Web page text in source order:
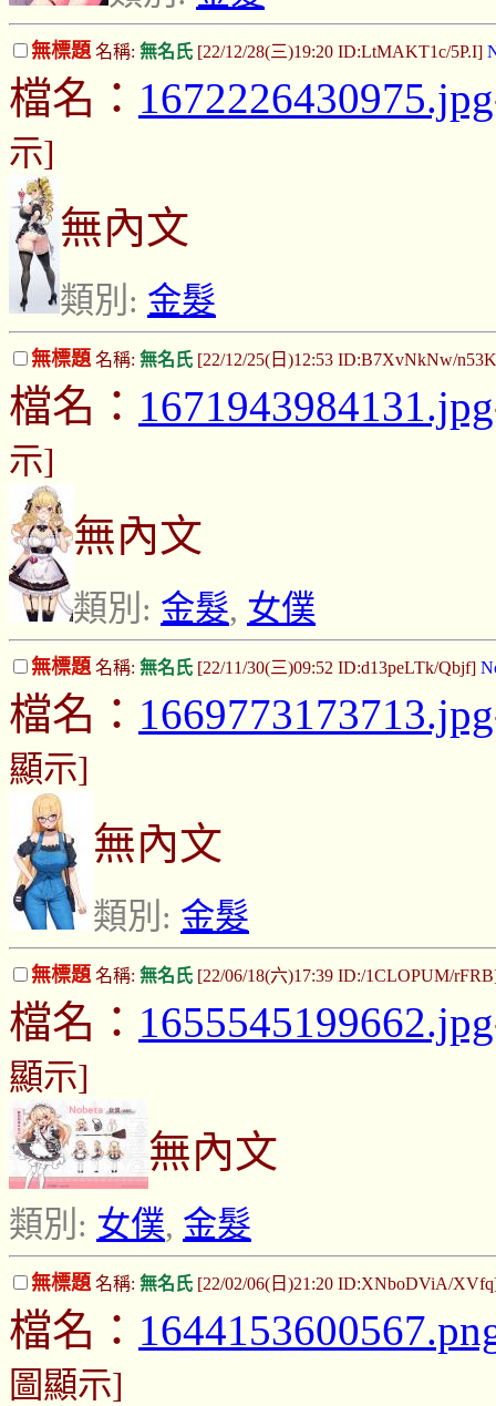
無標題 名稱: 無名氏 [22/12/28(三)19:20 ID:LtMAKT1c/5P.I]
檔名： 1672226430975.jpg
示]
無內文
類別: 金髮
無標題 名稱: 無名氏 [22/12/25(日)12:53 ID:B7XvNkNw/
檔名： 1671943984131.jpg
示]
無內文
類別: 金髮, 女僕
無標題 名稱: 無名氏 [22/11/30(三)09:52 ID:d13peLTk/Qbjf]
檔名： 1669773173713.jpg
顯示]
無內文
類別: 金髮
無標題 名稱: 無名氏 [22/06/18(六)17:39 ID:/1CLOPUM/
檔名： 1655545199662.jpg
顯示]
無內文
類別: 女僕, 金髮
無標題 名稱: 無名氏 [22/02/06(日)21:20 ID:XNboDViA/
檔名：
圖顯示]